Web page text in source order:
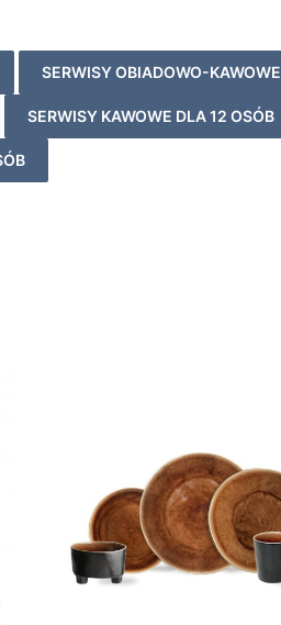
SERWISY OBIADOWO-KAWOWE
SERWISY KAWOWE DLA 12 OSÓB